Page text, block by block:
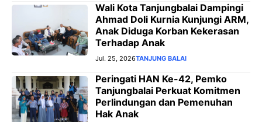
Wali Kota Tanjungbalai Dampingi
Ahmad Doli Kurnia Kunjungi ARM,
Anak Diduga Korban Kekerasan
Terhadap Anak
Jul. 25, 2026TANJUNG BALAI
Peringati HAN Ke-42, Pemko
Tanjungbalai Perkuat Komitmen
Perlindungan dan Pemenuhan
Hak Anak